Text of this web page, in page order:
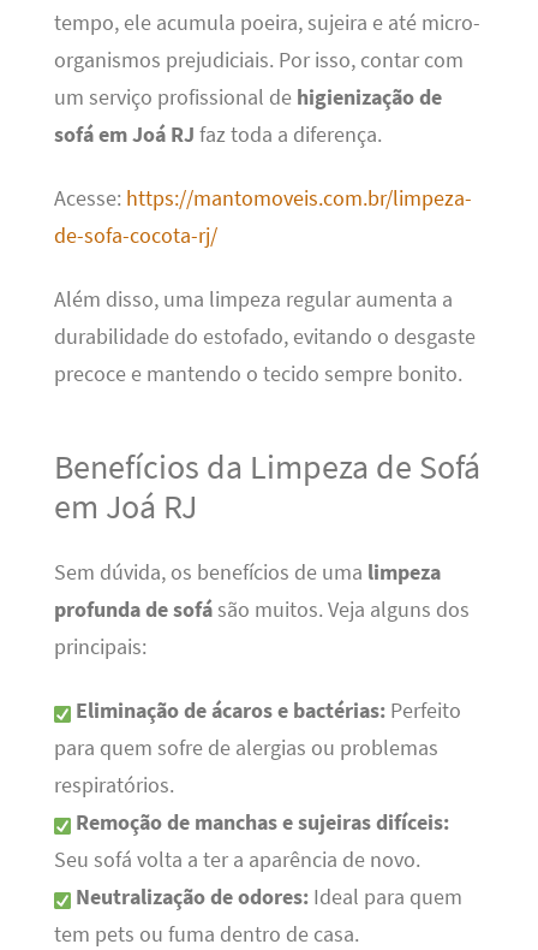
tempo, ele acumula poeira, sujeira e até micro-
organismos prejudiciais. Por isso, contar com
um serviço profissional de higienização de
sofá em Joá RJ faz toda a diferença.
Acesse: https://mantomoveis.com.br/limpeza-
de-sofa-cocota-rj/
Além disso, uma limpeza regular aumenta a
durabilidade do estofado, evitando o desgaste
precoce e mantendo o tecido sempre bonito.
Benefícios da Limpeza de Sofá
em Joá RJ
Sem dúvida, os benefícios de uma limpeza
profunda de sofásão muitos. Veja alguns dos
principais:
Eliminação de ácaros e bactérias:Perfeito
para quem sofre de alergias ou problemas
respiratórios.
Remoção de manchas e sujeiras difíceis:
Seu sofá volta a ter a aparência de novo.
Neutralização de odores:Ideal para quem
tem pets ou fuma dentro de casa.